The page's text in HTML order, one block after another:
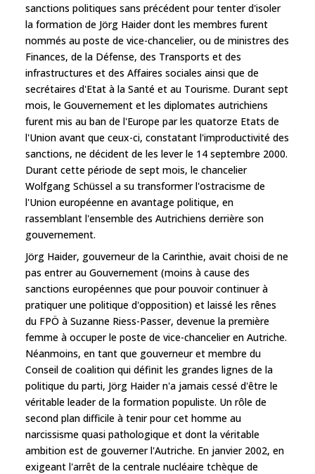
sanctions politiques sans précédent pour tenter d'isoler
la formation de Jörg Haider dont les membres furent
nommés au poste de vice-chancelier, ou de ministres des
Finances, de la Défense, des Transports et des
infrastructures et des Affaires sociales ainsi que de
secrétaires d'Etat à la Santé et au Tourisme. Durant sept
mois, le Gouvernement et les diplomates autrichiens
furent mis au ban de l'Europe par les quatorze Etats de
l'Union avant que ceux-ci, constatant l'improductivité des
sanctions, ne décident de les lever le 14 septembre 2000.
Durant cette période de sept mois, le chancelier
Wolfgang Schüssel a su transformer l'ostracisme de
l'Union européenne en avantage politique, en
rassemblant l'ensemble des Autrichiens derrière son
gouvernement.
Jörg Haider, gouverneur de la Carinthie, avait choisi de ne
pas entrer au Gouvernement (moins à cause des
sanctions européennes que pour pouvoir continuer à
pratiquer une politique d'opposition) et laissé les rênes
du FPÖ à Suzanne Riess-Passer, devenue la première
femme à occuper le poste de vice-chancelier en Autriche.
Néanmoins, en tant que gouverneur et membre du
Conseil de coalition qui définit les grandes lignes de la
politique du parti, Jörg Haider n'a jamais cessé d'être le
véritable leader de la formation populiste. Un rôle de
second plan difficile à tenir pour cet homme au
narcissisme quasi pathologique et dont la véritable
ambition est de gouverner l'Autriche. En janvier 2002, en
exigeant l'arrêt de la centrale nucléaire tchèque de